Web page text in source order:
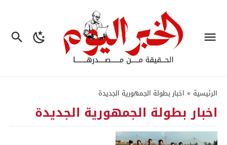
الرئيسية » اخبار بطولة الجمهورية الجديدة
اخبار بطولة الجمهورية الجديدة